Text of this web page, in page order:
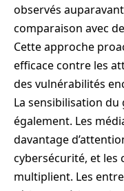
observés
comparaison avec
Cette approche
efficace contre les
des vulnérabilités
La sensibilisation
également. Les
davantage
cybersécurité, et les
multiplient. Les